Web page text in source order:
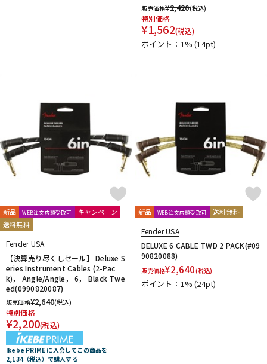
販売価格¥2,420(税込)
特別価格
¥1,562(税込)
ポイント：1%(14pt)
新品 WEB注文店頭受取可
キャンペーン
送料無料
Fender USA
【決算売り尽くしセール】 Deluxe S
eries Instrument Cables (2-Pac
k)， Angle/Angle， 6， Black Twe
ed(0990820087)
販売価格¥2,640(税込)
特別価格
¥2,200(税込)
Ikebe PRIME に入会してこの商品を
2,134（税込）で購入する
新品 WEB注文店頭受取可 送料無料
Fender USA
DELUXE 6 CABLE TWD 2 PACK(#09
90820088)
販売価格¥2,640(税込)
ポイント：1%(24pt)